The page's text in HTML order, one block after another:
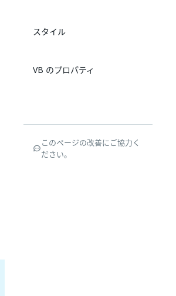
スタイル
VB のプロパティ
このページの改善にご協力く
ださい。